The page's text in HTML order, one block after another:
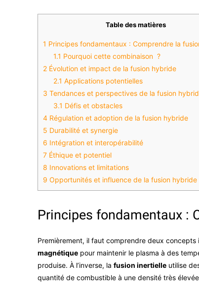
Table des matières
1 Principes fondamentaux : Comprendre la
1.1 Pourquoi cette combinaison ?
2 Évolution et impact de la fusion hybride
2.1 Applications potentielles
3 Tendances et perspectives de la fusion
3.1 Défis et obstacles
4 Régulation et adoption de la fusion hybride
5 Durabilité et synergie
6 Intégration et interopérabilité
7 Éthique et potentiel
8 Innovations et limitations
9 Opportunités et influence de la fusion hybride
Principes fondamentaux :
Premièrement, il faut comprendre deux concepts
magnétique pour maintenir le plasma à des
produise. À l’inverse, la fusion inertielle utilise
quantité de combustible à une densité très